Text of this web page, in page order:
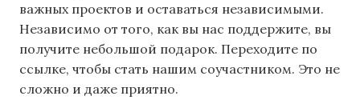
важных проектов и оставаться независимыми.
Независимо от того, как вы нас поддержите, вы
получите небольшой подарок. Переходите по
ссылке, чтобы стать нашим соучастником. Это не
сложно и даже приятно.